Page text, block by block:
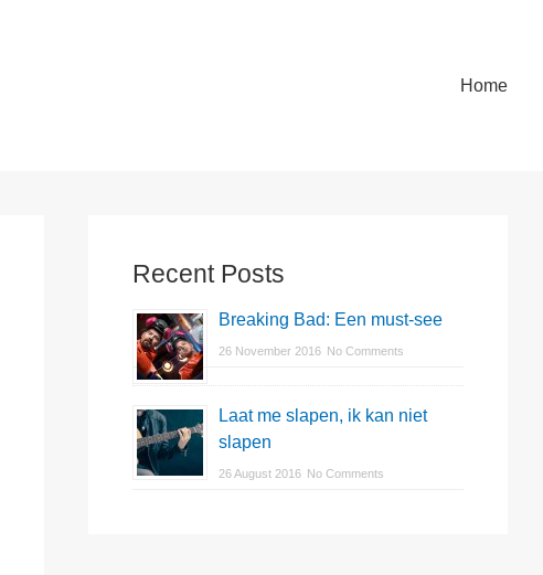
Home
Sidebar
Recent Posts
Breaking Bad: Een must-see
26 November 2016 No Comments
Laat me slapen, ik kan niet
slapen
26 August 2016 No Comments